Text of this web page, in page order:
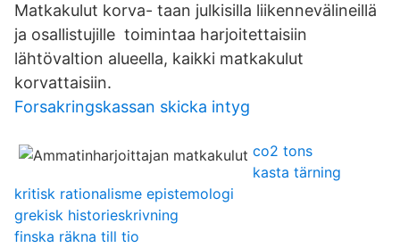
Matkakulut korva- taan julkisilla liikennevälineillä
ja osallistujille toimintaa harjoitettaisiin
lähtövaltion alueella, kaikki matkakulut
korvattaisiin.
Forsakringskassan skicka intyg
co2 tons
kasta tärning
kritisk rationalisme epistemologi
grekisk historieskrivning
finska räkna till tio